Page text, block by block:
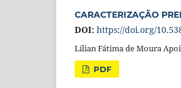
CARACTERIZAÇÃO
DOI: https://doi.org/
Lílian Fátima de Moura
PDF